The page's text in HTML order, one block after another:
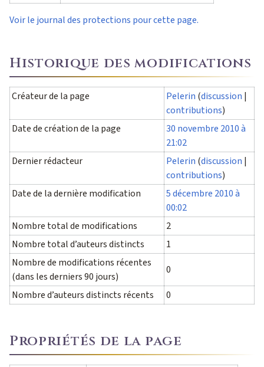
Voir le journal des protections pour cette page.
Historique des modifications
Créateur de la page Pelerin (discussion |
contributions)
Date de création de la page
30 novembre 2010 à
21:02
Dernier rédacteur
Pelerin (discussion |
contributions)
Date de la dernière modification
5 décembre 2010 à
00:02
Nombre total de modifications
2
Nombre total d’auteurs distincts
1
Nombre de modifications récentes
(dans les derniers 90 jours)
0
Nombre d’auteurs distincts récents
0
Propriétés de la page